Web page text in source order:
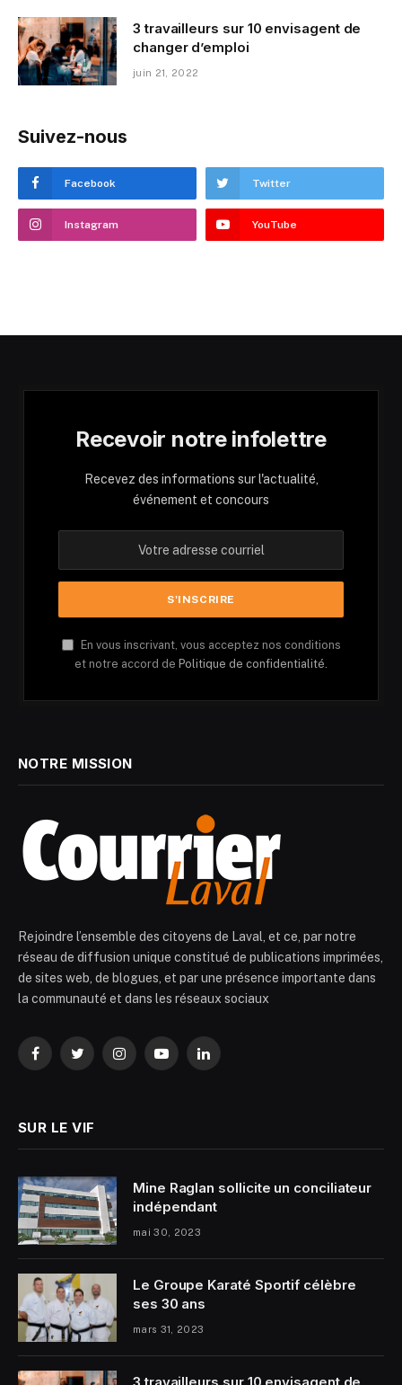
3 travailleurs sur 10 envisagent de
changer d’emploi
juin 21, 2022
Suivez-nous
Facebook Twitter
Instagram YouTube
Recevoir notre infolettre
Recevez des informations sur l'actualité,
événement et concours
En vous inscrivant, vous acceptez nos conditions
et notre accord de Politique de confidentialité.
NOTRE MISSION
Rejoindre l’ensemble des citoyens de Laval, et ce, par notre
réseau de diffusion unique constitué de publications imprimées,
de sites web, de blogues, et par une présence importante dans
la communauté et dans les réseaux sociaux
FacebookTwitterInstagramYouTubeLinkedIn
SUR LE VIF
Mine Raglan sollicite un conciliateur
indépendant
mai 30, 2023
Le Groupe Karaté Sportif célèbre
ses 30 ans
mars 31, 2023
3 travailleurs sur 10 envisagent de